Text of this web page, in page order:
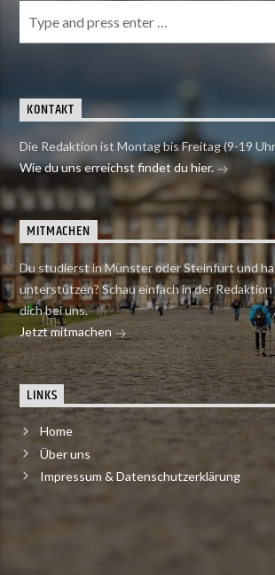
KONTAKT
Die Redaktion ist Montag bis Freitag (9-19
Wie du uns erreichst findet du hier.
MITMACHEN
Du studierst in Münster oder Steinfurt und
unterstützen? Schau einfach in der
dich bei uns.
Jetzt mitmachen
LINKS
Home
Über uns
Impressum & Datenschutzerklärung